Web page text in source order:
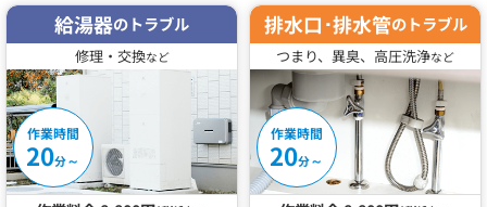
給湯器のトラブル
修理・交換など
作業時間
20分～
排水口･排水管のトラブル
つまり、異臭、高圧洗浄など
作業時間
20分～